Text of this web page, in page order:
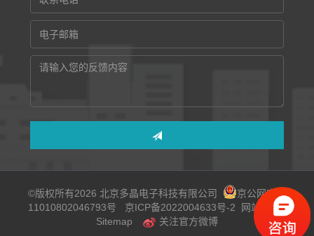
©版权所有2026 北京多晶电子科技有限公司
京公网安备
11010802046793号
京ICP备2022004633号-2
网站地图
Sitemap
关注官方微博